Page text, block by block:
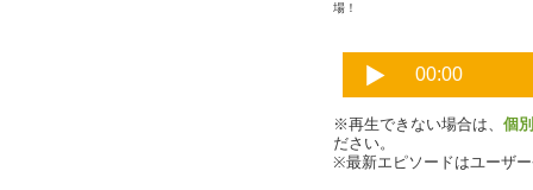
場！
※再生できない場合は、 個
ださい。
※最新エピソードはユーザ